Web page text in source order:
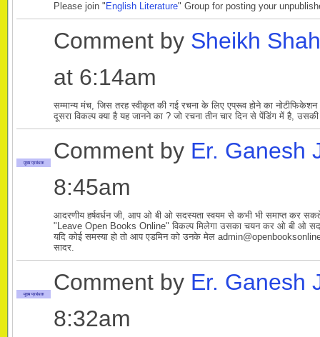
Please join " English Literature" Group for posting your
Comment by Sheikh
at 6:14am
सम्मान्य मंच, जिस तरह स्वीकृत की गई रचना के लिए एप्रूव होने का
दूसरा विकल्प क्या है यह जानने का ? जो रचना तीन चार दिन से पेंडिंग में है,
मुख्य प्रबंधक Comment by Er. Ganesh
8:45am
आदरणीय हर्षवर्धन जी, आप ओ बी ओ सदस्यता स्वयम से कभी भी समाप्त कर
"Leave Open Books Online" विकल्प मिलेगा उसका चयन कर ओ बी ओ
यदि कोई समस्या हो तो आप एडमिन को उनके मेल
सादर.
मुख्य प्रबंधक Comment by Er. Ganesh
8:32am